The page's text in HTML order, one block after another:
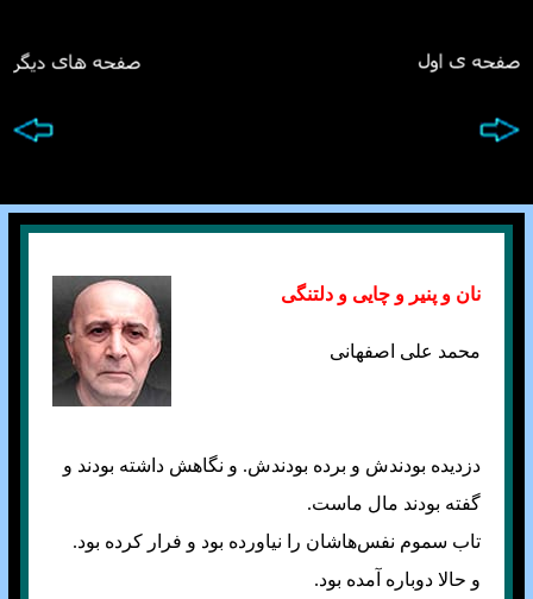
نان و پنیر و چایی و دلتنگی
محمد علی اصفهانی
دزدیده بودندش و برده بودندش. و نگاهش داشته بودند و
گفته بودند مال ماست.
تاب سموم نفس‌هاشان را نیاورده بود و فرار کرده بود.
و حالا دوباره آمده بود.